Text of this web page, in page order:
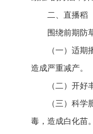
二、直播稻
围绕前期防
（一）适
造成严重减产。
（二）开
（三）科
毒，造成白化苗